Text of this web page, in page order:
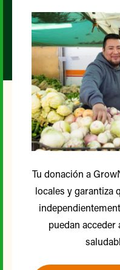
Tu donación a
locales y garantiza
puedan